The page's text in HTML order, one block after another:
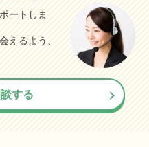
ートしま
えるよう、
する